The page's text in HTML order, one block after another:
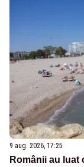
9 aug. 2026, 17:25
Românii au luat